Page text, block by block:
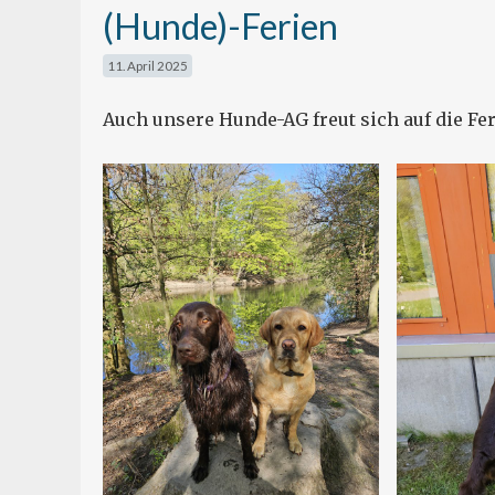
(Hunde)-Ferien
11. April 2025
Auch unsere Hunde-AG freut sich auf die